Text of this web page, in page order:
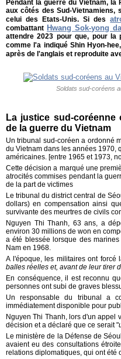
Pendant la guerre du Vietnam,
aux côtés des Sud-Vietnamiens,
celui des Etats-Unis. Si des
combattant Hwang Sok-yong
attendre 2023 pour que, pour la
comme l'a indiqué Shin Hyon-
après de l'anglais et reproduite
Soldats sud-coréens
La justice sud-
de la guerre du Vietnam
Un tribunal sud-coréen a ordonné
du Vietnam dans les années 1970,
américaines. [entre 1965 et 1973,
Cette décision a marqué une
atrocités commises pendant la
de la part de victimes
Le tribunal du district central de
dollars) en compensation ainsi
survivante des meurtres de civils
Nguyen Thi Thanh, 63 ans, a
environ 30 millions de won en
a été blessée lorsque des
Nam en 1968.
A l'époque, les militaires ont
balles réelles et, avant de leur tirer
En conséquence, il est reconnu
personnes ont subi de graves
Un responsable du tribunal a
immédiatement disponible pour
Nguyen Thi Thanh, lors d'un appel
décision et a déclaré que ce serait "
Le ministère de la Défense de
avaient eu des consultations
relations diplomatiques, qui ont été